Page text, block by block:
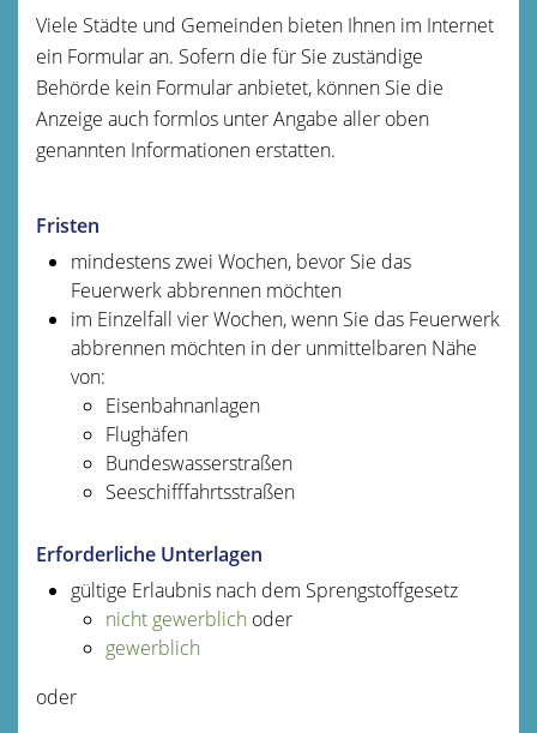
Viele Städte und Gemeinden bieten Ihnen im Internet
ein Formular an. Sofern die für Sie zuständige
Behörde kein Formular anbietet, können Sie die
Anzeige auch formlos unter Angabe aller oben
genannten Informationen erstatten.
Fristen
mindestens zwei Wochen, bevor Sie das
Feuerwerk abbrennen möchten
im Einzelfall vier Wochen, wenn Sie das Feuerwerk
abbrennen möchten in der unmittelbaren Nähe
von:
Eisenbahnanlagen
Flughäfen
Bundeswasserstraßen
Seeschifffahrtsstraßen
Erforderliche Unterlagen
gültige Erlaubnis nach dem Sprengstoffgesetz
nicht gewerblichoder
gewerblich
oder